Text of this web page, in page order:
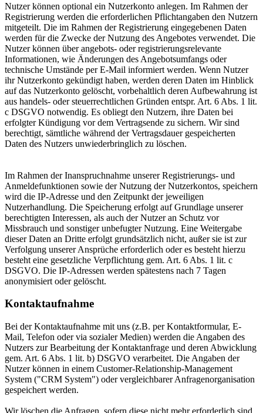
Nutzer können optional ein Nutzerkonto anlegen. Im Rahmen der
Registrierung werden die erforderlichen Pflichtangaben den Nutzern
mitgeteilt. Die im Rahmen der Registrierung eingegebenen Daten
werden für die Zwecke der Nutzung des Angebotes verwendet. Die
Nutzer können über angebots- oder registrierungsrelevante
Informationen, wie Änderungen des Angebotsumfangs oder
technische Umstände per E-Mail informiert werden. Wenn Nutzer
ihr Nutzerkonto gekündigt haben, werden deren Daten im Hinblick
auf das Nutzerkonto gelöscht, vorbehaltlich deren Aufbewahrung ist
aus handels- oder steuerrechtlichen Gründen entspr. Art. 6 Abs. 1 lit.
c DSGVO notwendig. Es obliegt den Nutzern, ihre Daten bei
erfolgter Kündigung vor dem Vertragsende zu sichern. Wir sind
berechtigt, sämtliche während der Vertragsdauer gespeicherten
Daten des Nutzers unwiederbringlich zu löschen.
Im Rahmen der Inanspruchnahme unserer Registrierungs- und
Anmeldefunktionen sowie der Nutzung der Nutzerkontos, speichern
wird die IP-Adresse und den Zeitpunkt der jeweiligen
Nutzerhandlung. Die Speicherung erfolgt auf Grundlage unserer
berechtigten Interessen, als auch der Nutzer an Schutz vor
Missbrauch und sonstiger unbefugter Nutzung. Eine Weitergabe
dieser Daten an Dritte erfolgt grundsätzlich nicht, außer sie ist zur
Verfolgung unserer Ansprüche erforderlich oder es besteht hierzu
besteht eine gesetzliche Verpflichtung gem. Art. 6 Abs. 1 lit. c
DSGVO. Die IP-Adressen werden spätestens nach 7 Tagen
anonymisiert oder gelöscht.
Kontaktaufnahme
Bei der Kontaktaufnahme mit uns (z.B. per Kontaktformular, E-
Mail, Telefon oder via sozialer Medien) werden die Angaben des
Nutzers zur Bearbeitung der Kontaktanfrage und deren Abwicklung
gem. Art. 6 Abs. 1 lit. b) DSGVO verarbeitet. Die Angaben der
Nutzer können in einem Customer-Relationship-Management
System ("CRM System") oder vergleichbarer Anfragenorganisation
gespeichert werden.
Wir löschen die Anfragen, sofern diese nicht mehr erforderlich sind.